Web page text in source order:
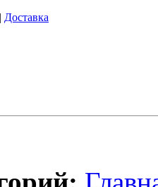
| Доставка